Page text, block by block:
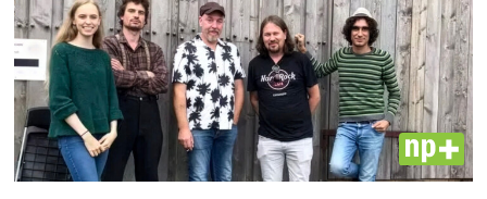
PLUS